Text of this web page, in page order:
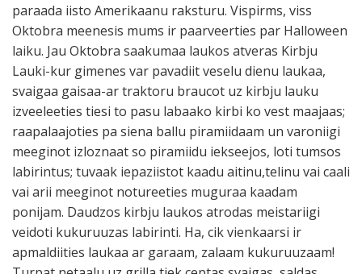
paraada iisto Amerikaanu raksturu. Vispirms, viss
Oktobra meenesis mums ir paarveerties par Halloween
laiku. Jau Oktobra saakumaa laukos atveras Kirbju
Lauki-kur gimenes var pavadiit veselu dienu laukaa,
svaigaa gaisaa-ar traktoru braucot uz kirbju lauku
izveeleeties tiesi to pasu labaako kirbi ko vest maajaas;
raapalaajoties pa siena ballu piramiidaam un varoniigi
meeginot izloznaat so piramiidu iekseejos, loti tumsos
labirintus; tuvaak iepaziistot kaadu aitinu,telinu vai caali
vai arii meeginot notureeties muguraa kaadam
ponijam. Daudzos kirbju laukos atrodas meistariigi
veidoti kukuruuzas labirinti. Ha, cik vienkaarsi ir
apmaldiities laukaa ar garaam, zalaam kukuruuzaam!